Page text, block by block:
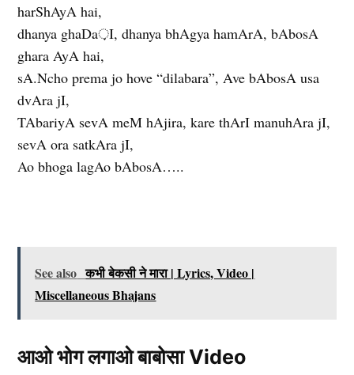
harShAyA hai,
dhanya ghaDa़I, dhanya bhAgya hamArA, bAbosA
ghara AyA hai,
sA.Ncho prema jo hove “dilabara”, Ave bAbosA usa
dvAra jI,
TAbariyA sevA meM hAjira, kare thArI manuhAra jI,
sevA ora satkAra jI,
Ao bhoga lagAo bAbosA…..
See also कभी बेकसी ने मारा | Lyrics, Video |
Miscellaneous Bhajans
आओ भोग लगाओ बाबोसा Video